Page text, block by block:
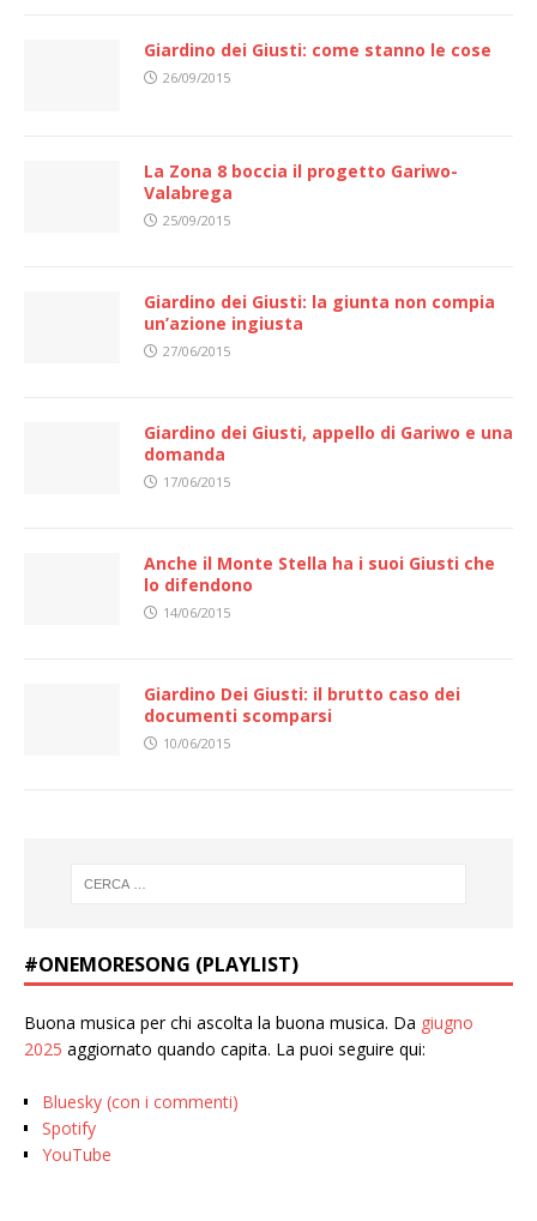
Giardino dei Giusti: come stanno le cose
26/09/2015
La Zona 8 boccia il progetto Gariwo-
Valabrega
25/09/2015
Giardino dei Giusti: la giunta non compia
un’azione ingiusta
27/06/2015
Giardino dei Giusti, appello di Gariwo e una
domanda
17/06/2015
Anche il Monte Stella ha i suoi Giusti che
lo difendono
14/06/2015
Giardino Dei Giusti: il brutto caso dei
documenti scomparsi
10/06/2015
#ONEMORESONG (PLAYLIST)
Buona musica per chi ascolta la buona musica. Da giugno
2025 aggiornato quando capita. La puoi seguire qui:
Bluesky (con i commenti)
Spotify
YouTube